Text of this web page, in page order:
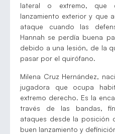
lateral o extremo, que
lanzamiento exterior y que
ataque cuando las
Hannah se perdía buena
debido a una lesión, de la
pasar por el quirófano.
Milena Cruz Hernández,
jugadora que ocupa
extremo derecho. Es la
través de las bandas,
ataques desde la posición
buen lanzamiento y